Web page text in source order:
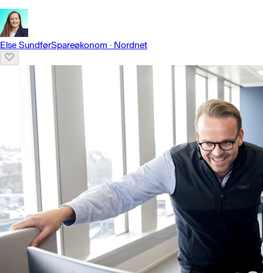
Else SundførSpareøkonom · Nordnet